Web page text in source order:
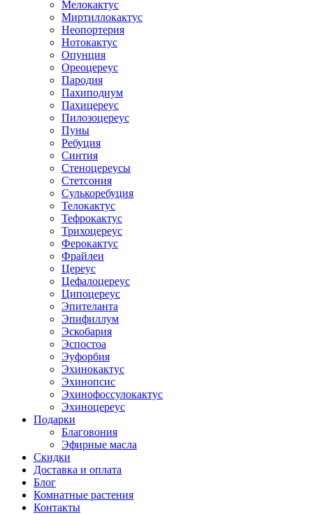
Мелокактус
Миртиллокактус
Неопортерия
Нотокактус
Опунция
Ореоцереус
Пародия
Пахиподиум
Пахицереус
Пилозоцереус
Пуны
Ребуция
Синтия
Стеноцереусы
Стетсония
Сулькоребуция
Телокактус
Тефрокактус
Трихоцереус
Ферокактус
Фрайлеи
Цереус
Цефалоцереус
Ципоцереус
Эпителанта
Эпифиллум
Эскобария
Эспостоа
Эуфорбия
Эхинокактус
Эхинопсис
Эхинофоссулокактус
Эхиноцереус
Подарки
Благовония
Эфирные масла
Скидки
Доставка и оплата
Блог
Комнатные растения
Контакты